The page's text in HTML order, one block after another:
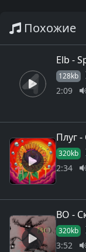
Похожие
Elb -
128kb
2:09
Плуг
320kb
2:34
ВО -
320kb
3:52